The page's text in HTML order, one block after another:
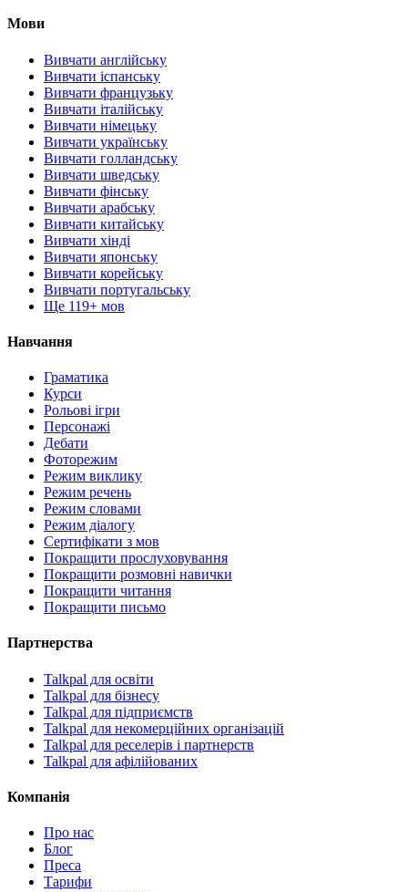
Мови
Вивчати англійську
Вивчати іспанську
Вивчати французьку
Вивчати італійську
Вивчати німецьку
Вивчати українську
Вивчати голландську
Вивчати шведську
Вивчати фінську
Вивчати арабську
Вивчати китайську
Вивчати хінді
Вивчати японську
Вивчати корейську
Вивчати португальську
Ще 119+ мов
Навчання
Граматика
Курси
Рольові ігри
Персонажі
Дебати
Фоторежим
Режим виклику
Режим речень
Режим словами
Режим діалогу
Сертифікати з мов
Покращити прослуховування
Покращити розмовні навички
Покращити читання
Покращити письмо
Партнерства
Talkpal для освіти
Talkpal для бізнесу
Talkpal для підприємств
Talkpal для некомерційних організацій
Talkpal для реселерів і партнерств
Talkpal для афілійованих
Компанія
Про нас
Блог
Преса
Тарифи